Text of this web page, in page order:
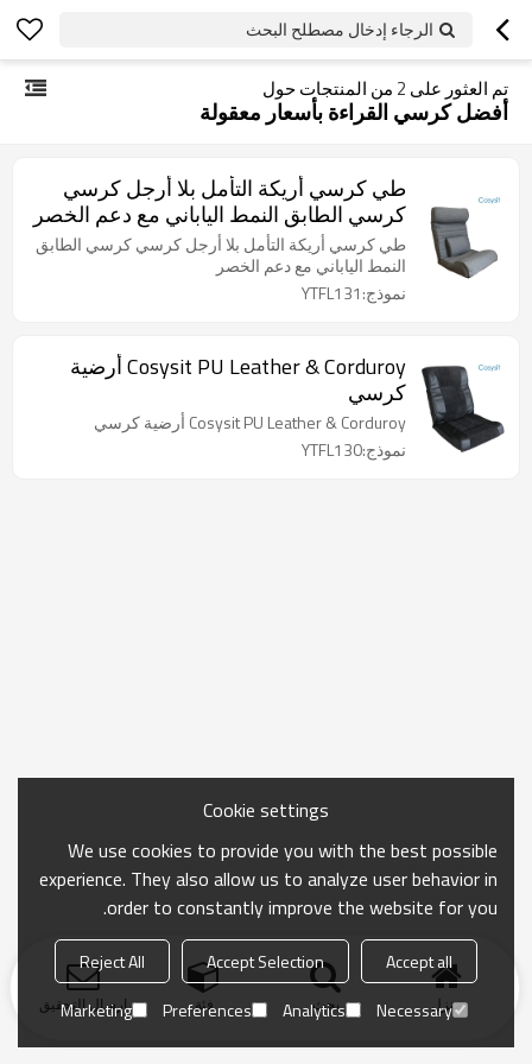
الرجاء إدخال مصطلح البحث
تم العثور على 2 من المنتجات حول
أفضل كرسي القراءة بأسعار معقولة
طي كرسي أريكة التأمل بلا أرجل كرسي
كرسي الطابق النمط الياباني مع دعم الخصر
طي كرسي أريكة التأمل بلا أرجل كرسي كرسي الطابق
النمط الياباني مع دعم الخصر
نموذج:YTFL131
Cosysit PU Leather & Corduroy أرضية
كرسي
Cosysit PU Leather & Corduroy أرضية كرسي
نموذج:YTFL130
منزل بحث فئة ارسال التحقيق
Cookie settings
We use cookies to provide you with the best possible
experience. They also allow us to analyze user behavior in
order to constantly improve the website for you.
Accept all
Accept Selection
Reject All
Necessary
Analytics
Preferences
Marketing